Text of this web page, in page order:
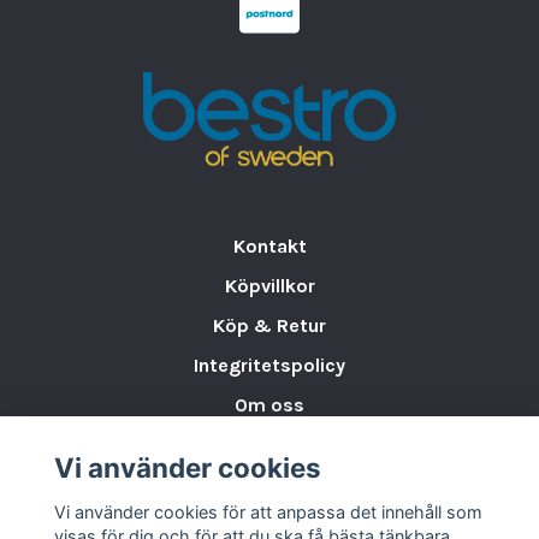
Kontakt
Köpvillkor
Köp & Retur
Integritetspolicy
Om oss
Varumärken & Partners
BLOGG
Vi använder cookies
Vi använder cookies för att anpassa det innehåll som